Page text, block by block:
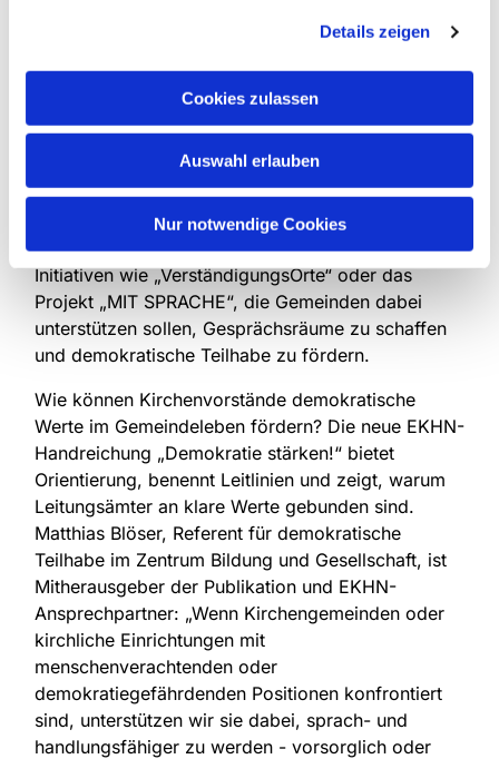
Details zeigen
Cookies zulassen
Auswahl erlauben
Nur notwendige Cookies
Neben theologischen und rechtlichen Grundlagen
Hinweise: etwa zur Vorbereitung öffentlicher
Veranstaltungen, zum Umgang mit rechtsextremen
Angriffsstrategien oder zur Organisation von
Demonstrationen für Demokratie und
Menschenrechte. Vorgestellt werden außerdem
Initiativen wie „VerständigungsOrte“ oder das
Projekt „MIT SPRACHE“, die Gemeinden dabei
unterstützen sollen, Gesprächsräume zu schaffen
und demokratische Teilhabe zu fördern.
Wie können Kirchenvorstände demokratische
Werte im Gemeindeleben fördern? Die neue EKHN-
Handreichung „Demokratie stärken!“ bietet
Orientierung, benennt Leitlinien und zeigt, warum
Leitungsämter an klare Werte gebunden sind.
Matthias Blöser, Referent für demokratische
Teilhabe im Zentrum Bildung und Gesellschaft, ist
Mitherausgeber der Publikation und EKHN-
Ansprechpartner: „Wenn Kirchengemeinden oder
kirchliche Einrichtungen mit
menschenverachtenden oder
demokratiegefährdenden Positionen konfrontiert
sind, unterstützen wir sie dabei, sprach- und
handlungsfähiger zu werden - vorsorglich oder